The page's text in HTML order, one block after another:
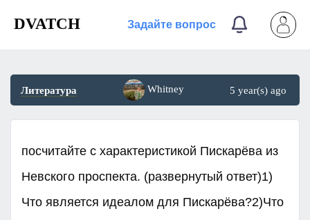
DVATCH Задайте вопрос
Литература Whitney 5 year(s) ago
посчитайте с характеристикой Пискарёва из
Невского проспекта. (развернутый ответ)1)
Что является идеалом для Пискарёва?2)Что